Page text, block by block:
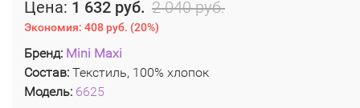
Цена: 1 632 руб. 2 040 руб.
Экономия: 408 руб. (20%)
Бренд: Mini Maxi
Состав: Текстиль, 100% хлопок
Модель: 6625